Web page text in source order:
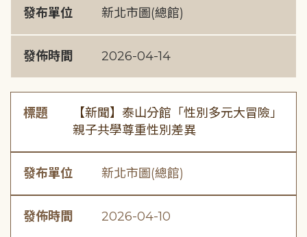
發布單位 新北市圖(總館)
發佈時間 2026-04-14
標題
【新聞】泰山分館「性別多元大冒險」
親子共學尊重性別差異
發布單位 新北市圖(總館)
發佈時間 2026-04-10